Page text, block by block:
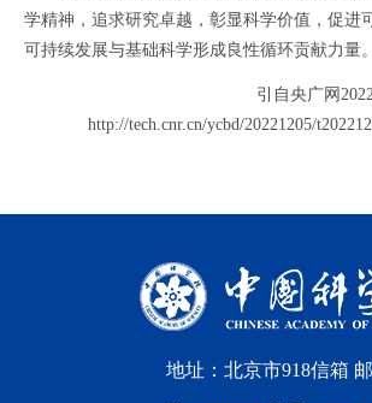
学精神，追求研究卓越，彰显科学价值，促进
可持续发展与基础科学形成良性循环贡献力量。
引自央广网
http://tech.cnr.cn/ycbd/20221205/
地址：北京市918信箱 邮